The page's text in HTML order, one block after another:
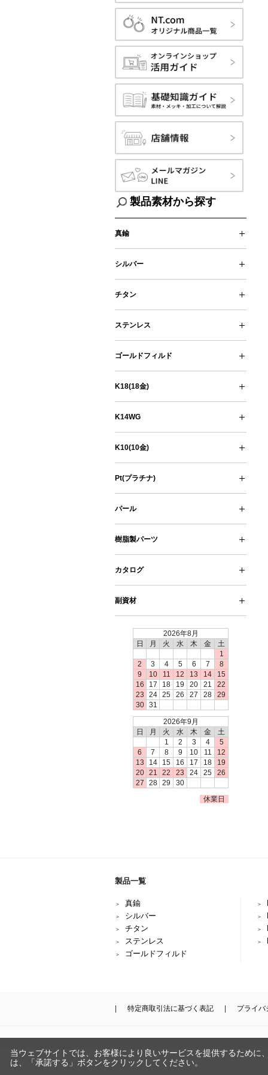
製品素材から探す
真鍮
真鍮チェーン
真鍮パーツ
真鍮・洋白製 ピン・カン類
真鍮製ネックレス
シルバー
シルバーチェーン
シルバーパーツ
シルバーピン・カン類
シルバーネックレス
シルバーブレスレット・バングル
チタン
チタンチェーン
チタンパーツ
チタンピン・カン類
ステンレス
ステンレスチェーン
ステンレスパーツ
ステンレスピン・カン類
ネックレス
ステンレスブレスレット
ゴールドフィルド
ゴールドフィルド チェーン
ゴールドフィルド パーツ
ゴールドフィルド ピン・カン類
ゴールドフィルド ネックレス
K18(18金)
K18(18金ゴールド）
K18PG(18金ピンクゴールド)
K18WG (18金ホワイトゴールド)
K14WG
K14WG パーツ
K14WG 丸線材 (ワイヤー)
K10(10金)
K10YG (10金イエローゴールド)
K10PG (10金ピンクゴールド)
K10WG (10金ホワイトゴールド)
Pt(プラチナ)
Pt(プラチナ) チェーン
Pt(プラチナ) パーツ
Pt(プラチナ) 丸線材（ワイヤー)
Pt(プラチナ) ネックレス
パール
コットンパール
【掛売】受注生産品・サイト未掲載品
樹脂製パーツ
ピアス・イヤリング・ノンホールピア
テグス
クッション
カタログ
副資材
工具類
お手入れ用品
2026年8月
日
月 火 水 木 金
土
1
2
3 4 5 6 7
8
9
10 11 12 13 14
15
16
17 18 19 20 21
22
23
24 25 26 27 28
29
30
31
2026年9月
日
月 火 水 木 金
土
1
2 3 4
5
6
7 8 9 10 11
12
13
14 15 16 17 18
19
20
21 22 23 24 25
26
27
28 29
30
休業日
製品一覧
真鍮
シルバー
チタン
ステンレス
ゴールドフィルド
特定商取引法に基づく表記 プライバ
当ウェブサイトでは、お客様により良いサービスを提供するために
は、「承諾する」ボタンをクリックしてください。